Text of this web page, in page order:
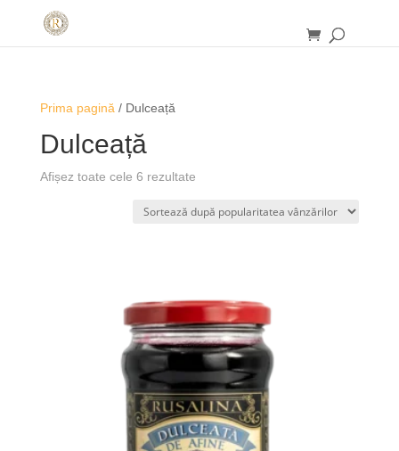
Prima pagină / Dulceață
Dulceață
Afișez toate cele 6 rezultate